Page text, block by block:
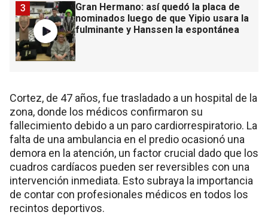
Gran Hermano: así quedó la placa de
nominados luego de que Yipio usara la
fulminante y Hanssen la espontánea
3
Cortez, de 47 años, fue trasladado a un hospital de la
zona, donde los médicos confirmaron su
fallecimiento debido a un paro cardiorrespiratorio. La
falta de una ambulancia en el predio ocasionó una
demora en la atención, un factor crucial dado que los
cuadros cardíacos pueden ser reversibles con una
intervención inmediata. Esto subraya la importancia
de contar con profesionales médicos en todos los
recintos deportivos.